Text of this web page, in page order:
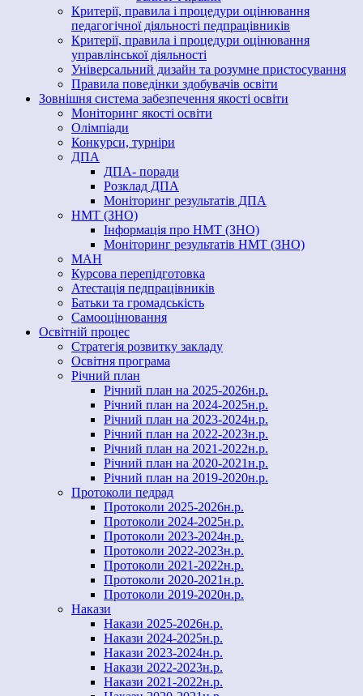
Критерії, правила і процедури оцінювання
педагогічної діяльності педпрацівників
Критерії, правила і процедури оцінювання
управлінської діяльності
Універсальний дизайн та розумне пристосування
Правила поведінки здобувачів освіти
Зовнішня система забезпечення якості освіти
Моніторинг якості освіти
Олімпіади
Конкурси, турніри
ДПА
ДПА- поради
Розклад ДПА
Моніторинг результатів ДПА
НМТ (ЗНО)
Інформація про НМТ (ЗНО)
Моніторинг результатів НМТ (ЗНО)
МАН
Курсова перепідготовка
Атестація педпрацівників
Батьки та громадськість
Самооцінювання
Освітній процес
Стратегія розвитку закладу
Освітня програма
Річний план
Річний план на 2025-2026н.р.
Річний план на 2024-2025н.р.
Річний план на 2023-2024н.р.
Річний план на 2022-2023н.р.
Річний план на 2021-2022н.р.
Річний план на 2020-2021н.р.
Річний план на 2019-2020н.р.
Протоколи педрад
Протоколи 2025-2026н.р.
Протоколи 2024-2025н.р.
Протоколи 2023-2024н.р.
Протоколи 2022-2023н.р.
Протоколи 2021-2022н.р.
Протоколи 2020-2021н.р.
Протоколи 2019-2020н.р.
Накази
Накази 2025-2026н.р.
Накази 2024-2025н.р.
Накази 2023-2024н.р.
Накази 2022-2023н.р.
Накази 2021-2022н.р.